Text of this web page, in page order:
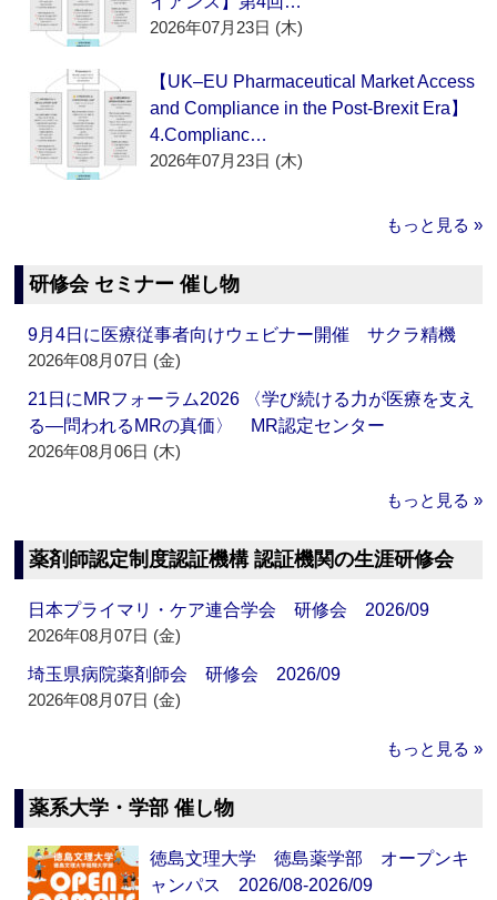
2026年07月23日 (木)
【UK–EU Pharmaceutical Market Access
and Compliance in the Post-Brexit Era】
4.Complianc…
2026年07月23日 (木)
もっと見る »
研修会 セミナー 催し物
9月4日に医療従事者向けウェビナー開催 サクラ精機
2026年08月07日 (金)
21日にMRフォーラム2026 〈学び続ける力が医療を支え
る―問われるMRの真価〉 MR認定センター
2026年08月06日 (木)
もっと見る »
薬剤師認定制度認証機構 認証機関の生涯研修会
日本プライマリ・ケア連合学会 研修会 2026/09
2026年08月07日 (金)
埼玉県病院薬剤師会 研修会 2026/09
2026年08月07日 (金)
もっと見る »
薬系大学・学部 催し物
徳島文理大学 徳島薬学部 オープンキ
ャンパス 2026/08-2026/09